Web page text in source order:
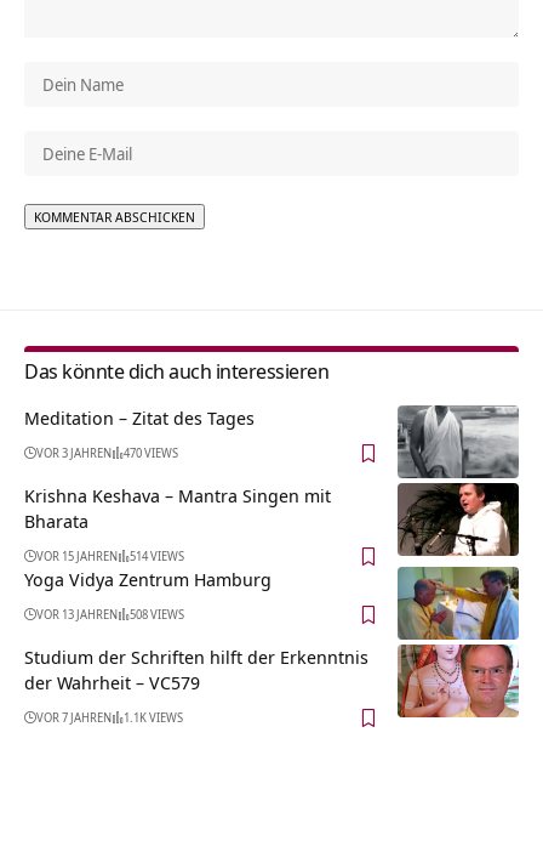
Das könnte dich auch interessieren
Meditation – Zitat des Tages
VOR 3 JAHREN 470 VIEWS
Krishna Keshava – Mantra Singen mit
Bharata
VOR 15 JAHREN 514 VIEWS
Yoga Vidya Zentrum Hamburg
VOR 13 JAHREN 508 VIEWS
Studium der Schriften hilft der Erkenntnis
der Wahrheit – VC579
VOR 7 JAHREN 1.1K VIEWS